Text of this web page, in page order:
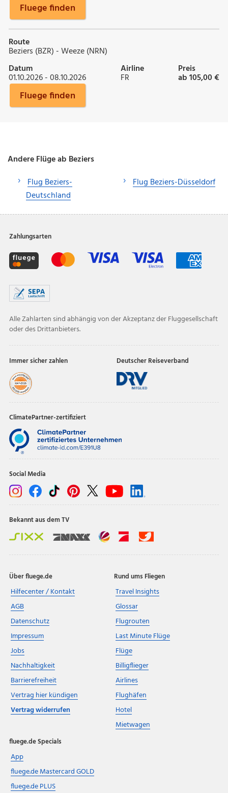
Fluege finden
Route
Beziers (BZR) - Weeze (NRN)
Datum
01.10.2026 - 08.10.2026
Airline
FR
Preis
ab 105,00 €
Fluege finden
Andere Flüge ab Beziers
Flug Beziers-
Deutschland
Flug Beziers-Düsseldorf